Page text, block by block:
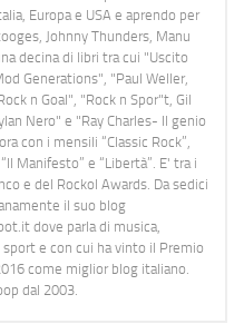
Europa e USA e aprendo per
Johnny Thunders, Manu
decina di libri tra cui "Uscito
Generations", "Paul Weller,
n Goal", "Rock n Spor"t, Gil
Nero" e "Ray Charles- Il genio
con i mensili “Classic Rock”,
Manifesto” e “Libertà”. E' tra i
e del Rockol Awards. Da sedici
il suo blog
dove parla di musica,
e con cui ha vinto il Premio
come miglior blog italiano.
dal 2003.